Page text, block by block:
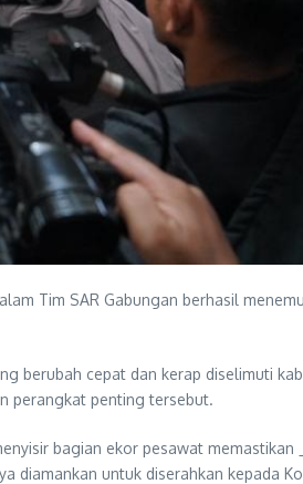
Tim SAR Gabungan berhasil
berubah cepat dan kerap diselimuti
perangkat penting tersebut.
bagian ekor pesawat memastikan
diamankan untuk diserahkan kepada